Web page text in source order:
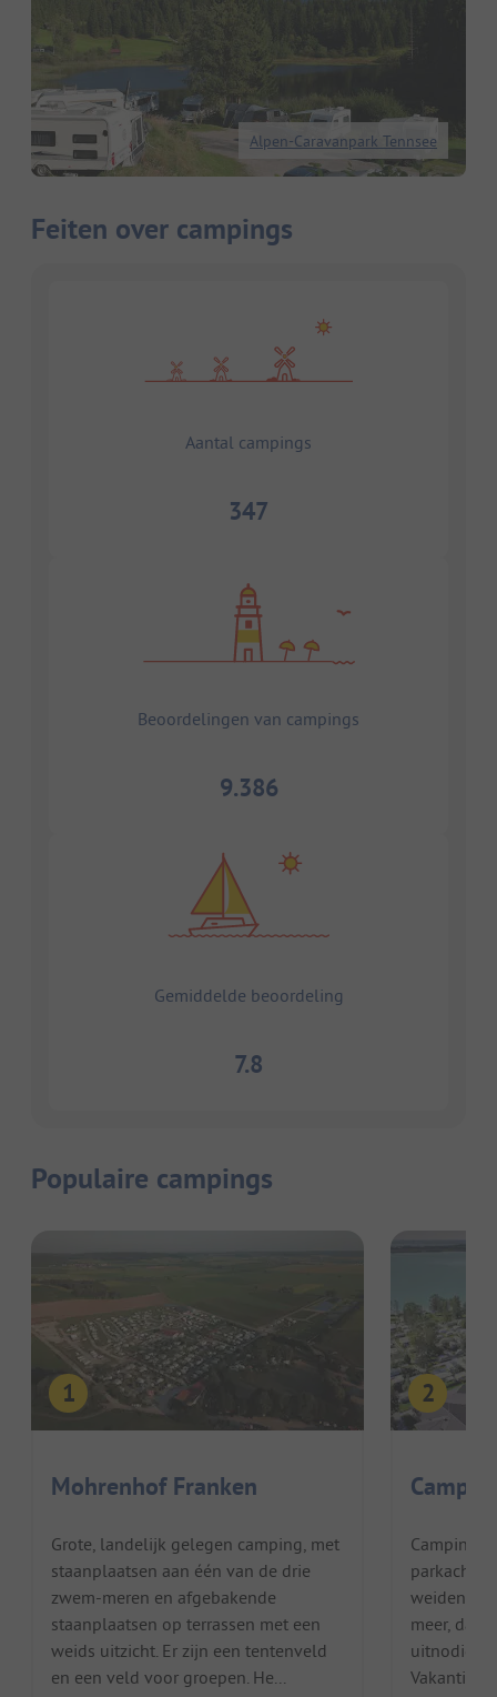
Alpen-Caravanpark Tennsee
Feiten over campings
Aantal campings
347
Beoordelingen van campings
9.386
Gemiddelde beoordeling
7.8
Populaire campings
Mohrenhof Franken
Grote, landelijk gelegen camping, met
staanplaatsen aan één van de drie
zwem-meren en afgebakende
staanplaatsen op terrassen met een
weids uitzicht. Er zijn een tentenveld
en een veld voor groepen. He...
Camping
weiden
meer, dat
uitnodigt